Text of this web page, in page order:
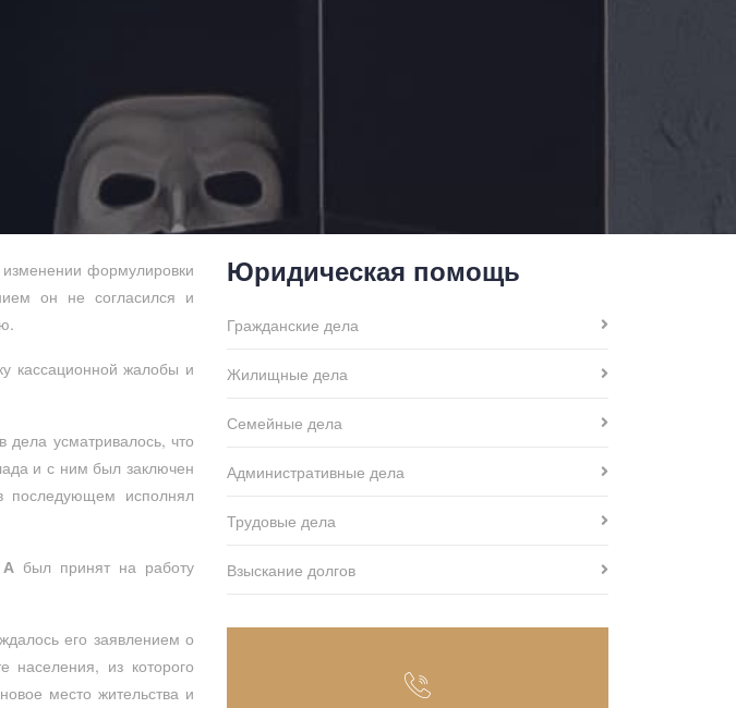
формулировки
он не согласился и
кассационной жалобы и
усматривалось, что
и с ним был заключен
последующем исполнял
А был принят на работу
его заявлением о
населения, из которого
место жительства и
Юридическая помощь
Гражданские дела
Жилищные дела
Семейные дела
Административные дела
Трудовые дела
Взыскание долгов